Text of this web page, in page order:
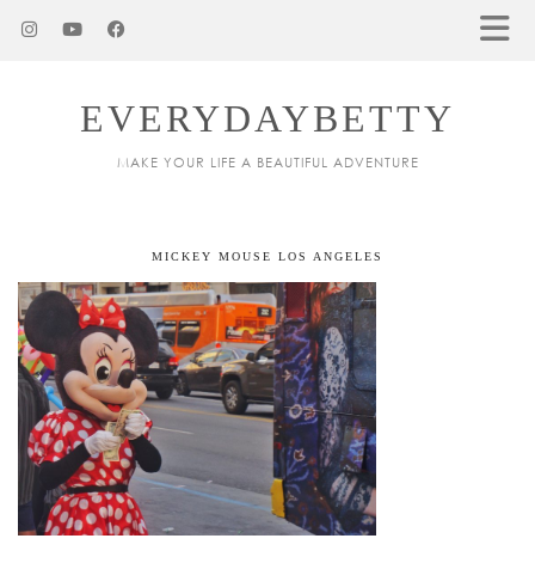
EVERYDAYBETTY
MAKE YOUR LIFE A BEAUTIFUL ADVENTURE
MICKEY MOUSE LOS ANGELES